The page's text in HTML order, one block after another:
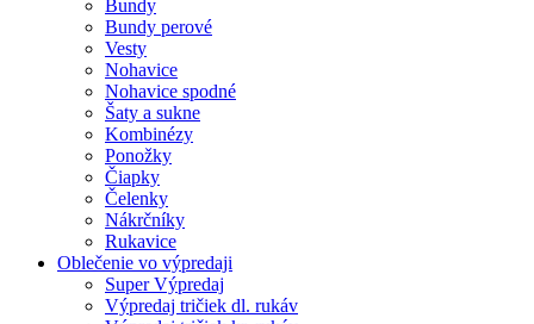
Bundy
Bundy perové
Vesty
Nohavice
Nohavice spodné
Šaty a sukne
Kombinézy
Ponožky
Čiapky
Čelenky
Nákrčníky
Rukavice
Oblečenie vo výpredaji
Super Výpredaj
Výpredaj tričiek dl. rukáv